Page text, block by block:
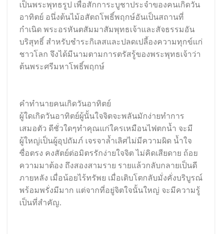
เป็นพระพุทธรูป เพื่อสักการะบูชาประจำของคนเกิดวัน
อาทิตย์ อนึ่งต้นไม้อสัตถโพธิ์พฤกษ์อันเป็นสถานที่
กำเนิด พระอรหันตสัมมาสัมพุทธเจ้าและสัจธรรมอัน
บริสุทธิ์ สำหรับชำระกิเลสและปลดเปลี้องความทุกข์แก่
ชาวโลก จึงได้มีนามตามการตรัสรู้ของพระพุทธเจ้าว่า
ต้นพระศรีมหาโพธิ์พฤกษ์
คำทำนายคนเกิดวันอาทิตย์
ผู้ใดเกิดวันอาทิตย์ผู้นั้นใจจิตจะพลันมักง่ายทําการ
เสมอตัว ดีชั่วใดๆทําคุณแก่ใครเหมือนไฟตกน้ำ จะมี
ผู้ใหญ่เป็นผู้อุปถัมภ์ เจรจาล้ำเลิศไม่มีความผิด น้ำใจ
ซื่อตรง คงสัตย์ต่อมิตรรักง่ายใจจิต ไม่คิดเสียดาย ถ้อย
ความมาต้อง ถึงสองสามราย รายแล้วกลับกลายเป็นดี
ภายหลัง เมื่อน้อยไร้ทรัพย เมื่อเติบโตกลับมั่งคั่งบริบูรณ์
พร้อมพรั่งมีมาก แต่จากที่อยู่จิตใจนั้นใหญ่ จะมีความรู้
เป็นที่สําคัญ.